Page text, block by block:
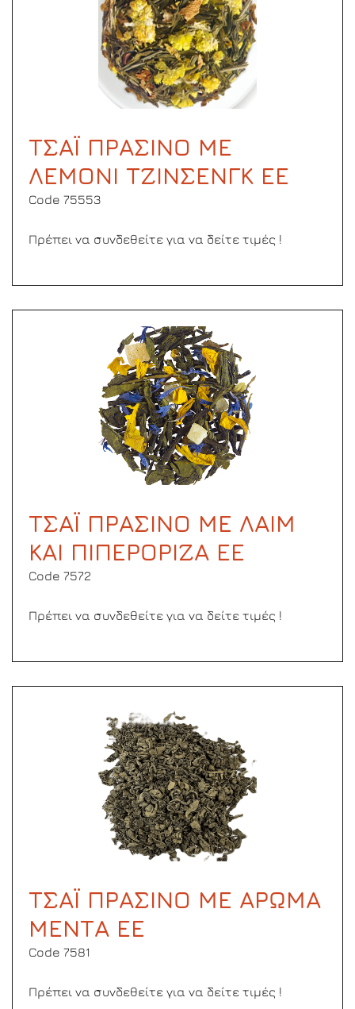
ΤΣΑΪ ΠΡΑΣΙΝΟ ΜΕ
ΛΕΜΟΝΙ ΤΖΙΝΣΕΝΓΚ ΕΕ
Code 75553
Πρέπει να συνδεθείτε για να δείτε τιμές !
ΤΣΑΪ ΠΡΑΣΙΝΟ ΜΕ ΛΑΙΜ
ΚΑΙ ΠΙΠΕΡΟΡΙΖΑ ΕΕ
Code 7572
Πρέπει να συνδεθείτε για να δείτε τιμές !
ΤΣΑΪ ΠΡΑΣΙΝΟ ΜΕ ΑΡΩΜΑ
ΜΕΝΤΑ ΕΕ
Code 7581
Πρέπει να συνδεθείτε για να δείτε τιμές !